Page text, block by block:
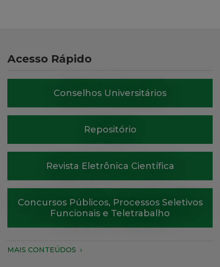
Acesso Rápido
Conselhos Universitários
Repositório
Revista Eletrônica Científica
Concursos Públicos, Processos Seletivos
Funcionais e Teletrabalho
MAIS CONTEÚDOS